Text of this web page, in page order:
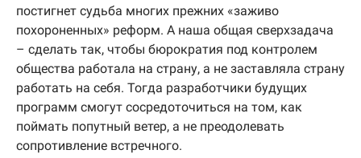
постигнет судьба многих прежних «заживо
похороненных» реформ. А наша общая сверхзадача
– сделать так, чтобы бюрократия под контролем
общества работала на страну, а не заставляла страну
работать на себя. Тогда разработчики будущих
программ смогут сосредоточиться на том, как
поймать попутный ветер, а не преодолевать
сопротивление встречного.